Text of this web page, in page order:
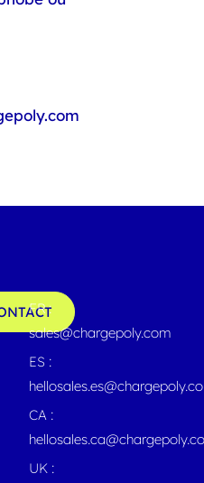
FR :
sales@chargepoly.com
ES :
CA :
UK :